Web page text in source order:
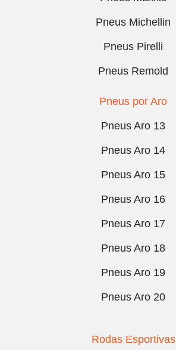
Pneus Michellin
Pneus Pirelli
Pneus Remold
Pneus por Aro
Pneus Aro 13
Pneus Aro 14
Pneus Aro 15
Pneus Aro 16
Pneus Aro 17
Pneus Aro 18
Pneus Aro 19
Pneus Aro 20
Rodas Esportivas